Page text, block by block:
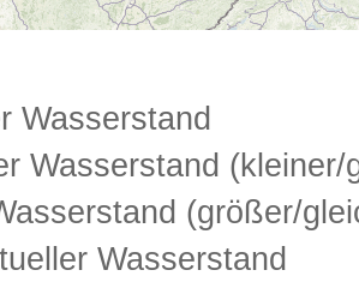
Wasserstand
Wasserstand (kleiner/
(größer/
Wasserstand